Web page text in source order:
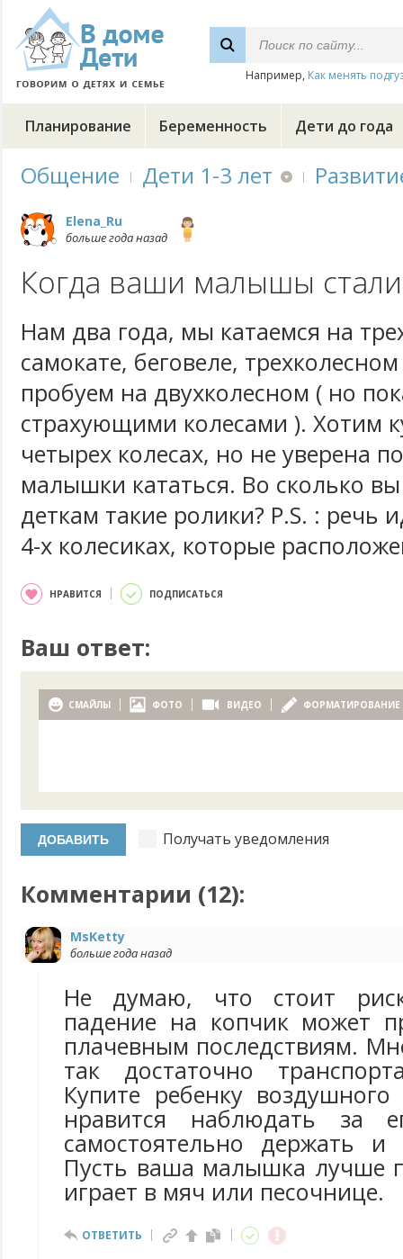
Например, Как менять
Планирование Беременность Дети до года
Общение Дети 1-3 лет
Elena_Ru
больше года назад
Когда ваши малышы
Нам два года, мы катаемся на
самокате, беговеле,
пробуем на двухколесном ( но
страхующими колесами ). Хотим
четырех колесах, но не уверена
малышки кататься. Во сколько
деткам такие ролики? P.S. : речь
4-х колесиках, которые
НРАВИТСЯ ПОДПИСАТЬСЯ
Ваш ответ:
СМАЙЛЫ ФОТО ВИДЕО ФОРМАТИРОВАНИЕ
Получать уведомления
Комментарии (12):
MsKetty
больше года назад
Не думаю, что стоит
падение на копчик может
плачевным последствиям.
так достаточно
Купите ребенку
нравится наблюдать за
самостоятельно держать и
Пусть ваша малышка лучше
играет в мяч или песочнице.
ОТВЕТИТЬ